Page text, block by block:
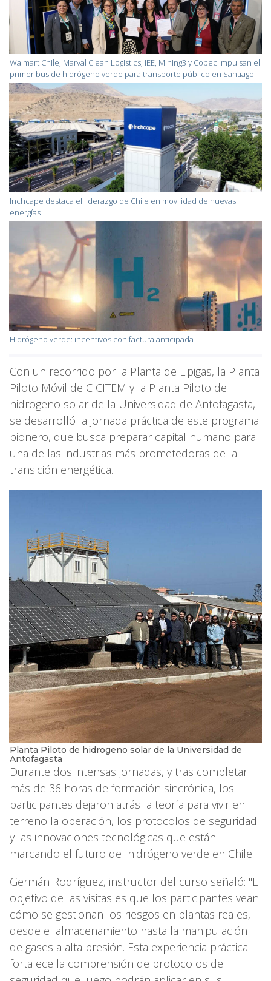
Walmart Chile, Marval Clean Logistics, IEE, Mining3 y Copec impulsan el
primer bus de hidrógeno verde para transporte público en Santiago
Inchcape destaca el liderazgo de Chile en movilidad de nuevas
energías
Hidrógeno verde: incentivos con factura anticipada
Con un recorrido por la Planta de Lipigas, la Planta
Piloto Móvil de CICITEM y la Planta Piloto de
hidrogeno solar de la Universidad de Antofagasta,
se desarrolló la jornada práctica de este programa
pionero, que busca preparar capital humano para
una de las industrias más prometedoras de la
transición energética.
Planta Piloto de hidrogeno solar de la Universidad de
Antofagasta
Durante dos intensas jornadas, y tras completar
más de 36 horas de formación sincrónica, los
participantes dejaron atrás la teoría para vivir en
terreno la operación, los protocolos de seguridad
y las innovaciones tecnológicas que están
marcando el futuro del hidrógeno verde en Chile.
Germán Rodríguez, instructor del curso señaló: "El
objetivo de las visitas es que los participantes vean
cómo se gestionan los riesgos en plantas reales,
desde el almacenamiento hasta la manipulación
de gases a alta presión. Esta experiencia práctica
fortalece la comprensión de protocolos de